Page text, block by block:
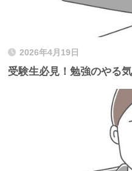
2026年4月19日
受験生必見！勉強のやる